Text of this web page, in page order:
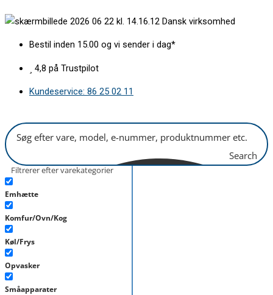
til
Dansk virksomhed
Bestil inden 15.00 og vi sender i dag*
4,8 på Trustpilot
Kundeservice: 86 25 02 11
Search
Filtrerer efter varekategorier
Emhætte
Komfur/Ovn/Kog
Køl/Frys
Opvasker
Småapparater
fingerskrue
frontlåge
Vallox